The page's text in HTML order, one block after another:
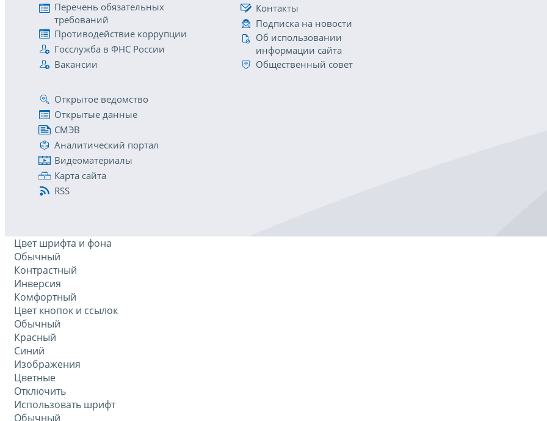
Перечень обязательных
требований
Противодействие коррупции
Госслужба в ФНС России
Вакансии
Контакты
Подписка на новости
Об использовании
информации сайта
Общественный совет
Открытое ведомство
Открытые данные
СМЭВ
Аналитический портал
Видеоматериалы
Карта сайта
RSS
Цвет шрифта и фона
Обычный
Контрастный
Инверсия
Комфортный
Цвет кнопок и ссылок
Обычный
Красный
Синий
Изображения
Цветные
Отключить
Использовать шрифт
Обычный